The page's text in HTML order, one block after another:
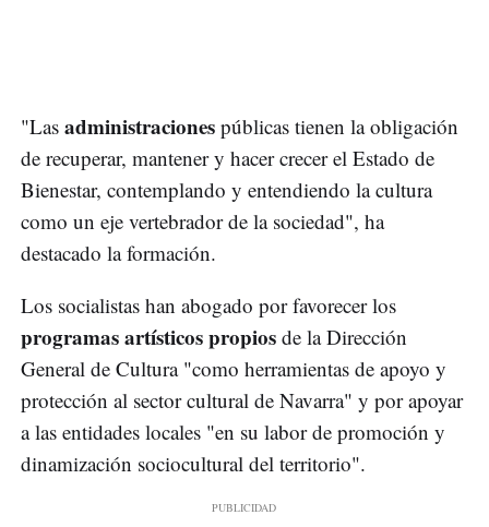
"Las administraciones públicas tienen la obligación
de recuperar, mantener y hacer crecer el Estado de
Bienestar, contemplando y entendiendo la cultura
como un eje vertebrador de la sociedad", ha
destacado la formación.
Los socialistas han abogado por favorecer los
programas artísticos propios de la Dirección
General de Cultura "como herramientas de apoyo y
protección al sector cultural de Navarra" y por apoyar
a las entidades locales "en su labor de promoción y
dinamización sociocultural del territorio".